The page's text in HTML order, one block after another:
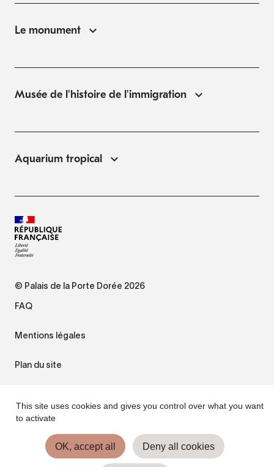
Le monument
Musée de l'histoire de l'immigration
Aquarium tropical
© Palais de la Porte Dorée 2026
FAQ
Mentions légales
Plan du site
Gestion des cookies
This site uses cookies and gives you control over what you want
to activate
OK, accept all Deny all cookies